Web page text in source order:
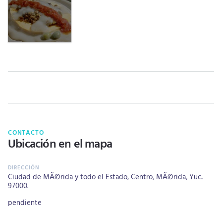
CONTACTO
Ubicación en el mapa
Ciudad de MÃ©rida y todo el Estado, Centro, MÃ©rida, Yuc..
97000.
pendiente